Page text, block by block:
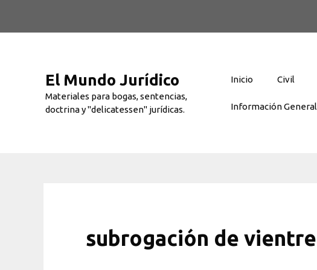
El Mundo Jurídico
Materiales para bogas, sentencias,
doctrina y "delicatessen" jurídicas.
Inicio Civil
Información General
subrogación de vientre